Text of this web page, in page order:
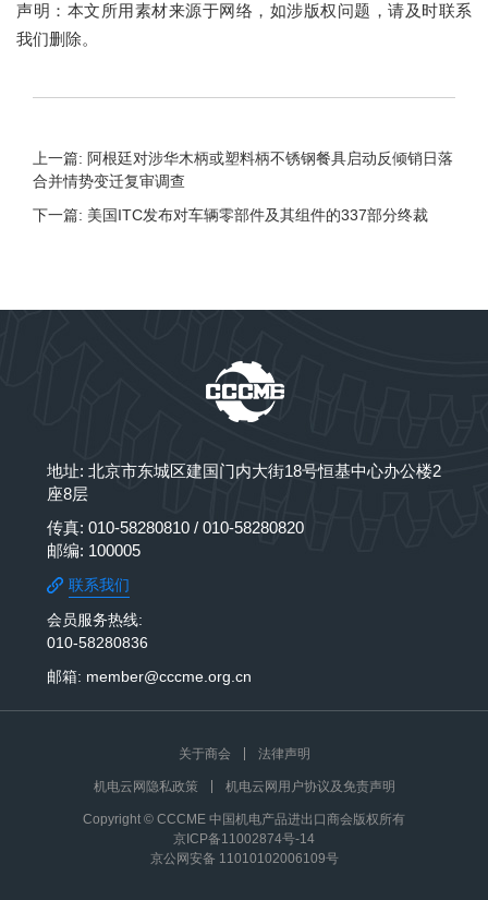
声明：本文所用素材来源于网络，如涉版权问题，请及时联系
我们删除。
上一篇: 阿根廷对涉华木柄或塑料柄不锈钢餐具启动反倾销日落
合并情势变迁复审调查
下一篇: 美国ITC发布对车辆零部件及其组件的337部分终裁
地址: 北京市东城区建国门内大街18号恒基中心办公楼2
座8层
传真: 010-58280810 / 010-58280820
邮编: 100005
联系我们
会员服务热线:
010-58280836
邮箱: member@cccme.org.cn
关于商会 法律声明
机电云网隐私政策 机电云网用户协议及免责声明
Copyright © CCCME 中国机电产品进出口商会版权所有
京ICP备11002874号-14
京公网安备 11010102006109号